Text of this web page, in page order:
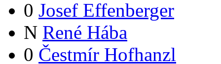
0 Josef Effenberger
N René Hába
0 Čestmír Hofhanzl